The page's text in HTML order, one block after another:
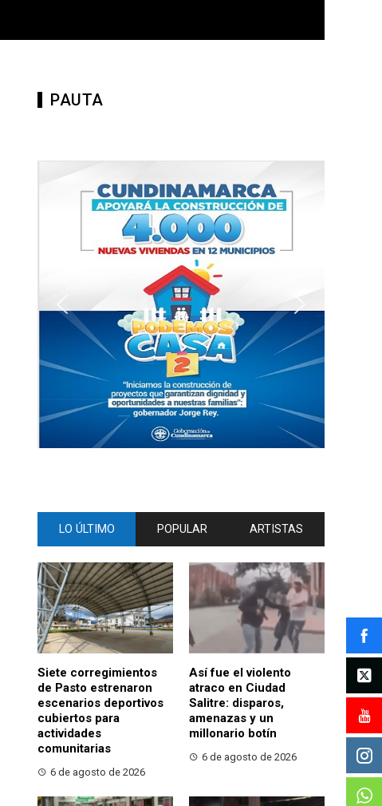
PAUTA
LO ÚLTIMO POPULAR ARTISTAS
Siete corregimientos
de Pasto estrenaron
escenarios deportivos
cubiertos para
actividades
comunitarias
6 de agosto de 2026
Así fue el violento
atraco en Ciudad
Salitre: disparos,
amenazas y un
millonario botín
6 de agosto de 2026